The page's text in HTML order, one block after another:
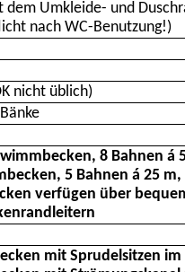
dem Umkleide- und
nach WC-Benutzung!)
nicht üblich)
8 Bahnen á
5 Bahnen á 25
verfügen über
mit Sprudelsitzen